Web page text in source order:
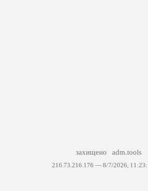
захищено adm.tools
216.73.216.176 — 8/7/2026,